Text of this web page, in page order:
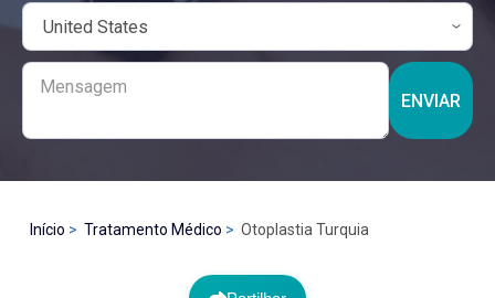
ENVIAR
Início Tratamento Médico Otoplastia Turquia